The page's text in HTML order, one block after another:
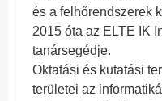
és a felhőrendszerek
2015 óta az ELTE IK
tanársegédje.
Oktatási és kutatási
területei az